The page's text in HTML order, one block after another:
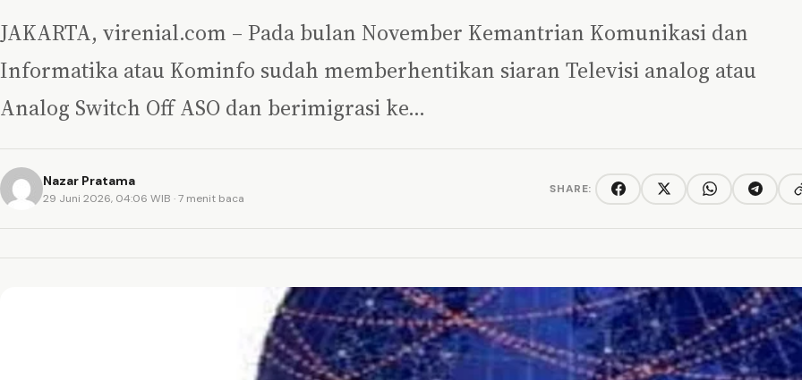
JAKARTA, virenial.com – Pada bulan November Kemantrian Komunikasi dan
Informatika atau Kominfo sudah memberhentikan siaran Televisi analog atau
Analog Switch Off ASO dan berimigrasi ke…
Nazar Pratama
29 Juni 2026, 04:06 WIB · 7 menit baca
SHARE: FacebookTwitter/XWhatsAppTelegram